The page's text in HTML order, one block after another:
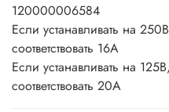
120000006584
Если устанавливать на
соответствовать 16А
Если устанавливать на
соответствовать 20А